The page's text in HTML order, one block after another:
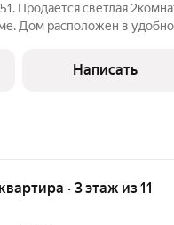
Продаётся светлая
Дом расположен в
проведён ремонт.
Написать
· 3 этаж из 11